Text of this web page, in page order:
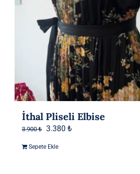
İthal Pliseli Elbise
3.900₺
Orijinal
3.380 ₺Şu
Sepete Ekle